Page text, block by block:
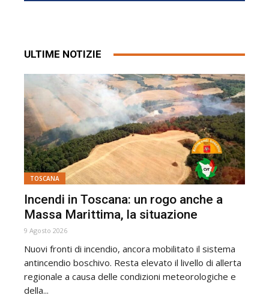
ULTIME NOTIZIE
TOSCANA
Incendi in Toscana: un rogo anche a
Massa Marittima, la situazione
9 Agosto 2026
Nuovi fronti di incendio, ancora mobilitato il sistema
antincendio boschivo. Resta elevato il livello di allerta
regionale a causa delle condizioni meteorologiche e
della...